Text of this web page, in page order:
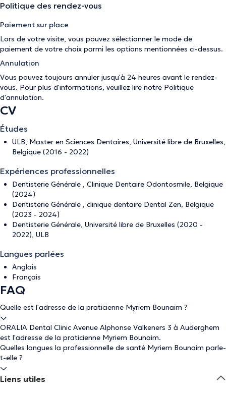
Politique des rendez-vous
Paiement sur place
Lors de votre visite, vous pouvez sélectionner le mode de
paiement de votre choix parmi les options mentionnées ci-dessus.
Annulation
Vous pouvez toujours annuler jusqu'à 24 heures avant le rendez-
vous. Pour plus d'informations, veuillez lire notre Politique
d'annulation.
CV
Études
ULB, Master en Sciences Dentaires, Université libre de Bruxelles,
Belgique (2016 - 2022)
Expériences professionnelles
Dentisterie Générale , Clinique Dentaire Odontosmile, Belgique
(2024)
Dentisterie Générale , clinique dentaire Dental Zen, Belgique
(2023 - 2024)
Dentisterie Générale, Université libre de Bruxelles (2020 -
2022), ULB
Langues parlées
Anglais
Français
FAQ
Quelle est l'adresse de la praticienne Myriem Bounaim ?
ORALIA Dental Clinic Avenue Alphonse Valkeners 3 à Auderghem
est l'adresse de la praticienne Myriem Bounaim.
Quelles langues la professionnelle de santé Myriem Bounaim parle-
t-elle ?
Liens utiles